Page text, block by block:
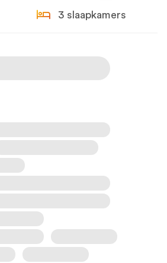
3 slaapkamers